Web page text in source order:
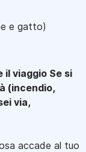
e gatto)
il viaggio Se si
(incendio,
via,
accade al tuo